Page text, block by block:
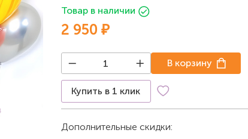
Товар в наличии
2 950 ₽
Купить в 1 клик
В корзину
Дополнительные скидки: